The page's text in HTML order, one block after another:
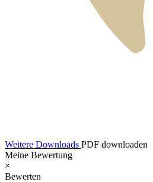
Weitere Downloads PDF downloaden
Meine Bewertung
×
Bewerten